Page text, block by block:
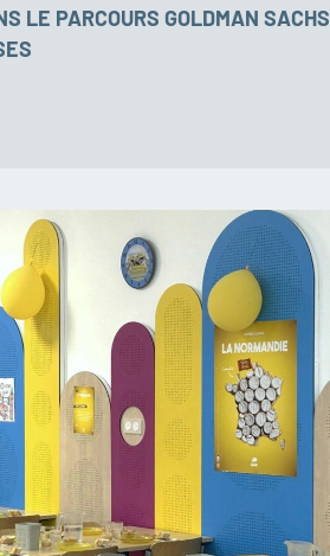
LE PARCOURS GOLDMAN SACHS